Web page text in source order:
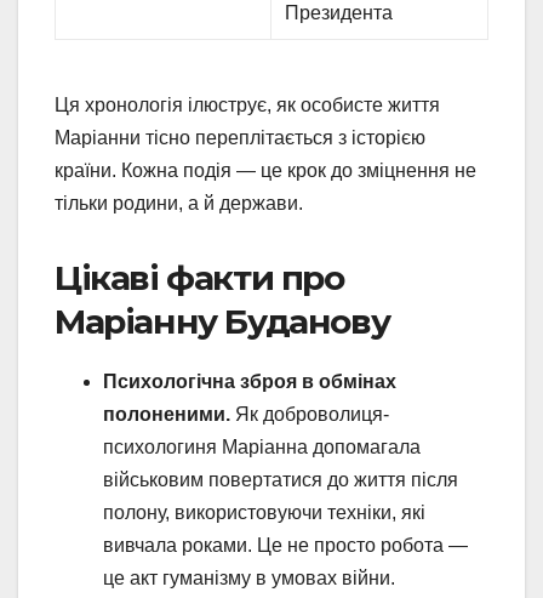
Президента
Ця хронологія ілюструє, як особисте життя
Маріанни тісно переплітається з історією
країни. Кожна подія — це крок до зміцнення не
тільки родини, а й держави.
Цікаві факти про
Маріанну Буданову
Психологічна зброя в обмінах
полоненими. Як доброволиця-
психологиня Маріанна допомагала
військовим повертатися до життя після
полону, використовуючи техніки, які
вивчала роками. Це не просто робота —
це акт гуманізму в умовах війни.